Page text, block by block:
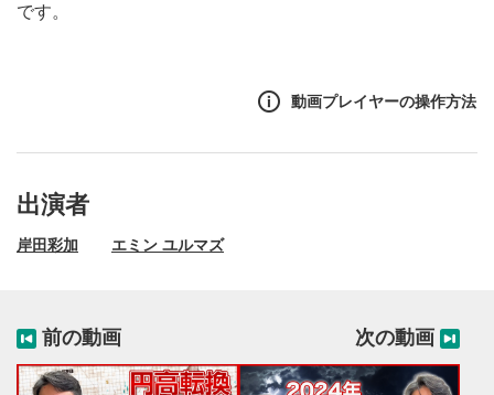
です。
動画プレイヤーの操作方法
出演者
岸田彩加 エミン ユルマズ
前の動画 次の動画